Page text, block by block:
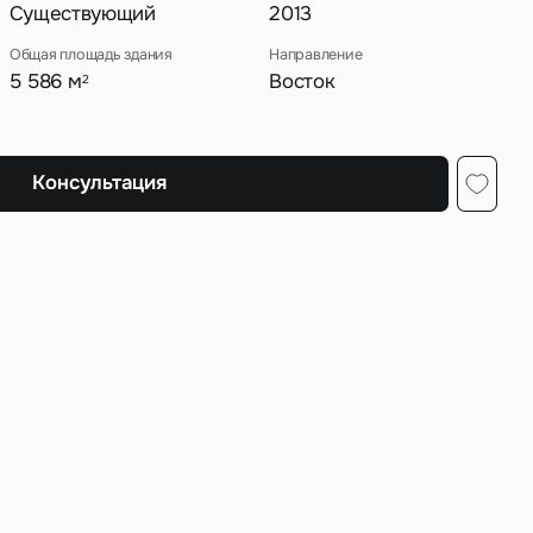
Существующий 2013
Общая площадь здания
5 586 м2
Направление
Восток
Консультация